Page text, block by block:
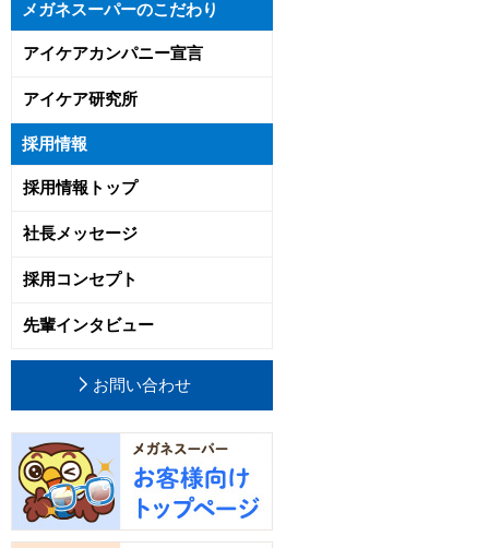
メガネスーパーのこだわり
アイケアカンパニー宣言
アイケア研究所
採用情報
採用情報トップ
社長メッセージ
採用コンセプト
先輩インタビュー
お問い合わせ